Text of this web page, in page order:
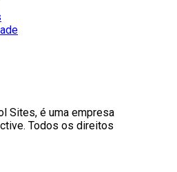
Sites, é uma empresa
Todos os direitos